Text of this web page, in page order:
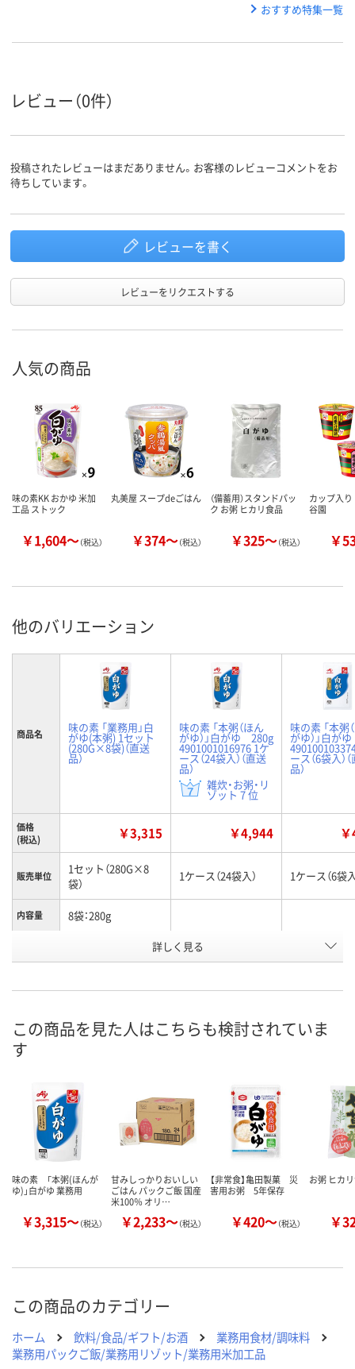
おすすめ特集一覧
レビュー（0件）
投稿されたレビューはまだありません。お客様のレビューコメントをお
待ちしています。
レビューを書く
レビューをリクエストする
人気の商品
味の素KK おかゆ 米加
工品 ストック
￥1,604～（税込）
丸美屋 スープdeごはん
￥374～（税込）
（備蓄用）スタンドパッ
ク お粥 ヒカリ食品
￥325～（税込）
カップ入
谷園
￥
他のバリエーション
商品名 味の素 「業務用」白
がゆ(本粥) 1セット
(280G×8袋)（直送
品）
味の素 「本粥（ほん
がゆ）」白がゆ 280g
4901001016976 1ケ
ース（24袋入）（直送
品）
雑炊・お粥・リ
ゾット 7 位
味の素 「本粥
がゆ）」白が
ース（6袋入）
品）
価格
(税込)
￥3,315 ￥4,944
販売単位
1セット（280G×8
袋）
1ケース（24袋入） 1ケース（6袋
内容量 8袋：280g
WX75011 WX75015
カゴへ
詳しく見る
この商品を見た人はこちらも検討されていま
す
味の素 「本粥(ほんが
ゆ)」白がゆ 業務用
￥3,315～（税込）
甘みしっかりおいしい
ごはん パックご飯 国産
米100％ オリ…
￥2,233～（税込）
【非常食】亀田製菓 災
害用お粥 5年保存
￥420～（税込）
お粥 ヒカ
￥
この商品のカテゴリー
ホーム 飲料/食品/ギフト/お酒
業務用食材/調味料
業務用パックご飯/業務用リゾット/業務用米加工品